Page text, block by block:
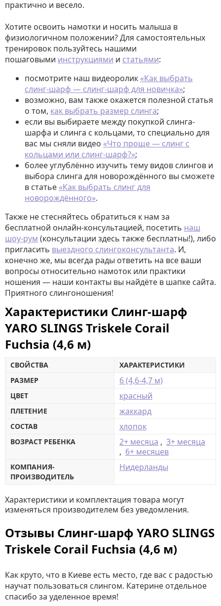
практично и весело.
Хотите освоить намотки и носить малыша в
физиологичном положении? Для самостоятельных
тренировок пользуйтесь нашими
пошаговыми инструкциями и статьями:
посмотрите наш видеоролик «Как выбрать
слинг-шарф — слинг-шарф для новичка»;
возможно, вам также окажется полезной статья
о том, как выбрать размер слинга;
если вы выбираете между покупкой слинга-
шарфа и слинга с кольцами, то специально для
вас мы сняли видео «Что проще — слинг с
кольцами или слинг-шарф?»;
более углублённо изучить тему видов слингов и
выбора слинга для новорождённого вы сможете
в статье «Как выбрать слинг для
новорождённого».
Также не стесняйтесь обратиться к нам за
бесплатной онлайн-консультацией, посетить наш
шоу-рум (консультации здесь также бесплатны!), либо
пригласить выездного слингоконсультанта. И,
конечно же, мы всегда рады ответить на все ваши
вопросы относительно намоток или практики
ношения — наши контакты вы найдёте в шапке сайта.
Приятного слингоношения!
Характеристики Слинг-шарф
YARO SLINGS Triskele Corail
Fuchsia (4,6 м)
СВОЙСТВА
ХАРАКТЕРИСТИКИ
РАЗМЕР
6 (4,6-4,7 м)
ЦВЕТ красный
ПЛЕТЕНИЕ жаккард
СОСТАВ хлопок
ВОЗРАСТ РЕБЕНКА 2+ месяца , 3+ месяца
, 6+ месяцев
КОМПАНИЯ-
ПРОИЗВОДИТЕЛЬ
Нидерланды
Характеристики и комплектация товара могут
изменяться производителем без уведомления.
Отзывы Слинг-шарф YARO SLINGS
Triskele Corail Fuchsia (4,6 м)
Как круто, что в Киеве есть место, где вас с радостью
научат пользоваться слингом. Катерине отдельное
спасибо за уделенное время!